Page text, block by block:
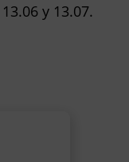
y 13.07.